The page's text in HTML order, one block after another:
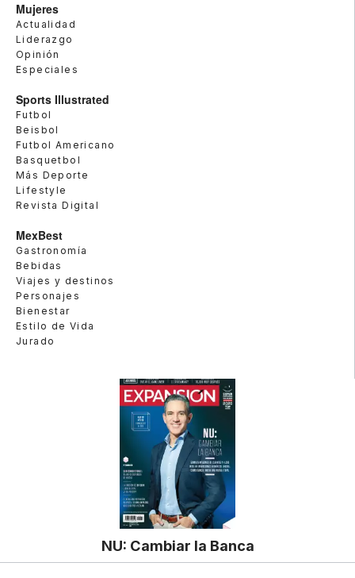
Mujeres
Actualidad
Liderazgo
Opinión
Especiales
Sports Illustrated
Futbol
Beisbol
Futbol Americano
Basquetbol
Más Deporte
Lifestyle
Revista Digital
MexBest
Gastronomía
Bebidas
Viajes y destinos
Personajes
Bienestar
Estilo de Vida
Jurado
NU: Cambiar la Banca